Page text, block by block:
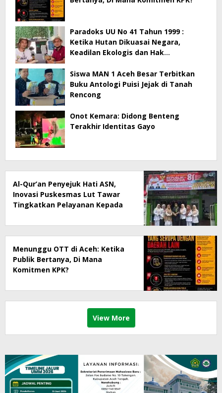
Paradoks UU No 41 Tahun 1999 :
Ketika Hutan Dikuasai Negara,
Keadilan Ekologis dan Hak
Siswa MAN 1 Aceh Besar Terbitkan
Buku Antologi Puisi Jejak di Tanah
Rencong
Onot Kemara: Didong Benteng
Terakhir Identitas Gayo
Al-Qur’an Penyejuk Hati ASN,
Inovasi Puskesmas Lut Tawar
Tingkatkan Pelayanan Kepada
Menunggu OTT di Aceh: Ketika
Publik Bertanya, Di Mana
Komitmen KPK?
View More